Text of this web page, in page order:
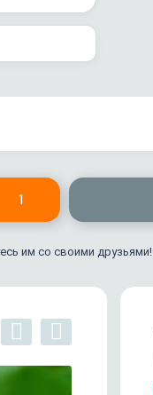
1
им со своими друзьями!